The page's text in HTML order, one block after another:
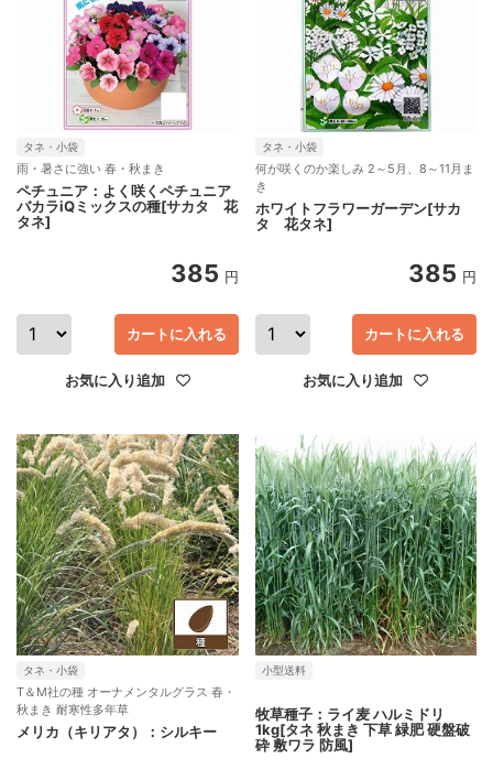
タネ・小袋
雨・暑さに強い 春・秋まき
ペチュニア：よく咲くペチュニア
バカラiQミックスの種[サカタ 花
タネ]
385 円
お気に入り追加
カートに入れる
タネ・小袋
何が咲くのか楽しみ 2～5月、8～11月ま
き
ホワイトフラワーガーデン[サカ
タ 花タネ]
385 円
お気に入り追加
カートに入れる
タネ・小袋
T＆M社の種 オーナメンタルグラス 春・
秋まき 耐寒性多年草
メリカ（キリアタ）：シルキー
小型送料
牧草種子：ライ麦 ハルミドリ
1kg[タネ 秋まき 下草 緑肥 硬盤破
砕 敷ワラ 防風]